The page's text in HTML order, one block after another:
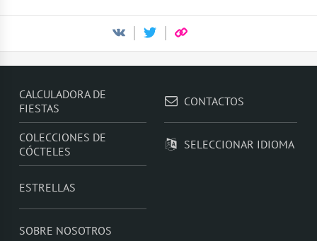
CALCULADORA DE
FIESTAS
COLECCIONES DE
CÓCTELES
ESTRELLAS
SOBRE NOSOTROS
CONTACTOS
SELECCIONAR IDIOMA